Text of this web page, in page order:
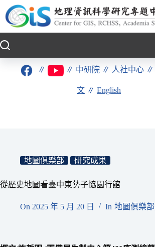
至
要
∥ ∥ 中研院 ∥ 人社中心
文 ∥English
地圖俱樂部 研究成果
從歷史地圖看臺中東勢子恊園行館
On 2025 年 5 月 20 日 In 地圖俱樂部